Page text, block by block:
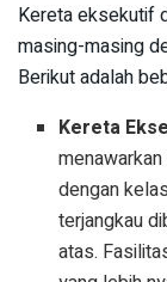
Kereta eksekutif
masing-masing
Berikut adalah
Kereta
dengan
terjangkau
atas.